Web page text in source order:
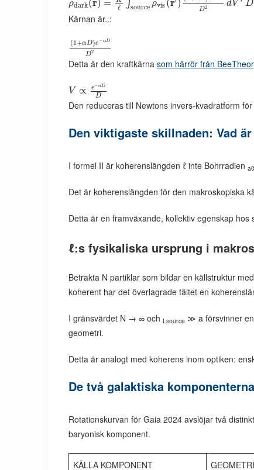
ρdark(r) = ℓ ∫source ρvis (r )
D2 dV D
Kärnan är..:
(1+αD)e −αD
D2
Detta är den kraftkärna som härrör från
V ∝ e−αD
D
Den reduceras till Newtons invers-kvadratform
Den viktigaste skillnaden: Vad
I formel II är koherenslängden ℓ inte Bohrradien a0
Det är koherenslängden för den makroskopiska
Detta är en framväxande, kollektiv egenskap hos
ℓ:s fysikaliska ursprung i
Betrakta N partiklar som bildar en källstruktur
koherent har det överlagrade fältet en
I gränsvärdet N → ∞ och Lsource ≫ a försvinner
geometri.
Detta är analogt med koherens inom optiken:
De två galaktiska
Rotationskurvan för Gaia 2024 avslöjar två
baryonisk komponent.
KÄLLA KOMPONENT GEOMETRI